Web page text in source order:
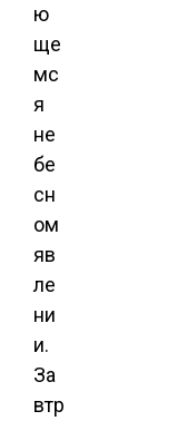
ю
ще
мс
я
не
бе
сн
ом
яв
ле
ни
и.
За
втр